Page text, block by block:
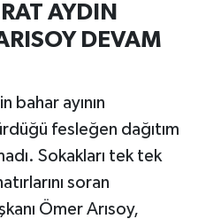
AYDIN
DEVAM
bahar ayının
fesleğen dağıtım
Sokakları tek tek
soran
Ömer Arısoy,